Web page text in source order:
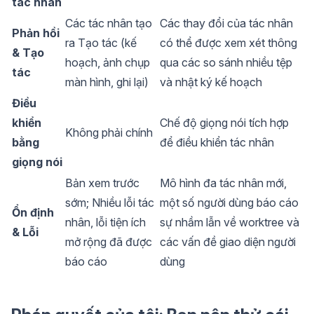
Phản hồi
& Tạo
tác
Các tác nhân tạo
ra Tạo tác (kế
hoạch, ảnh chụp
màn hình, ghi lại)
Các thay đổi của tác nhân
có thể được xem xét thông
qua các so sánh nhiều tệp
và nhật ký kế hoạch
Điều
khiển
bằng
giọng nói
Không phải chính
Chế độ giọng nói tích hợp
để điều khiển tác nhân
Ổn định
& Lỗi
Bản xem trước
sớm; Nhiều lỗi tác
nhân, lỗi tiện ích
mở rộng đã được
báo cáo
Mô hình đa tác nhân mới,
một số người dùng báo cáo
sự nhầm lẫn về worktree và
các vấn đề giao diện người
dùng